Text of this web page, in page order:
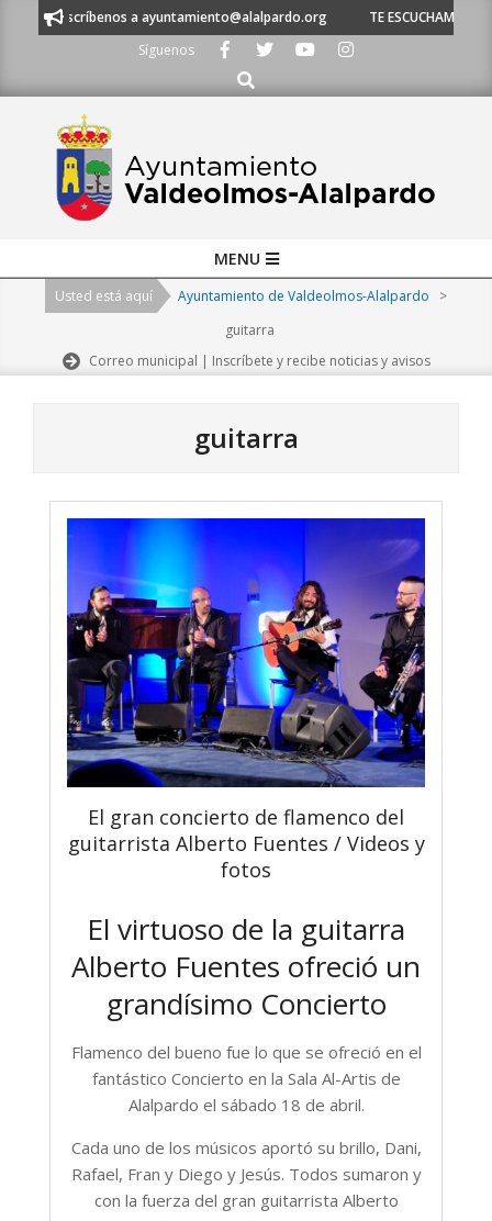
a ayuntamiento@alalpardo.org
TE ESCUCHAMOS -
Síguenos
Buscar
Navigation
MENU
Usted está aquí Ayuntamiento de Valdeolmos-Alalpardo
>
guitarra
Correo municipal | Inscríbete y recibe noticias y avisos
guitarra
El gran concierto de flamenco del
guitarrista Alberto Fuentes / Videos y
fotos
El virtuoso de la guitarra
Alberto Fuentes ofreció un
grandísimo Concierto
Flamenco del bueno fue lo que se ofreció en el
fantástico Concierto en la Sala Al-Artis de
Alalpardo el sábado 18 de abril.
Cada uno de los músicos aportó su brillo, Dani,
Rafael, Fran y Diego y Jesús. Todos sumaron y
con la fuerza del gran guitarrista Alberto